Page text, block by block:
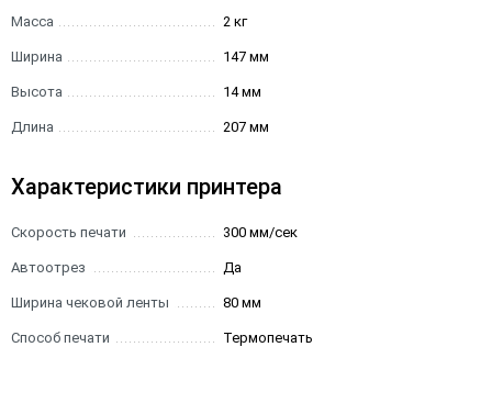
Масса 2 кг
Ширина 147 мм
Высота 14 мм
Длина 207 мм
Характеристики принтера
Скорость печати 300 мм/сек
Автоотрез Да
Ширина чековой ленты 80 мм
Способ печати Термопечать